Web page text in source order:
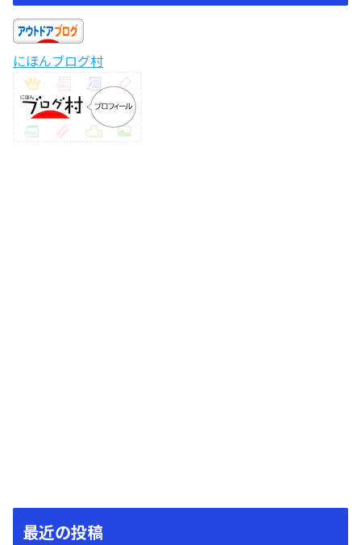
にほんブログ村
最近の投稿